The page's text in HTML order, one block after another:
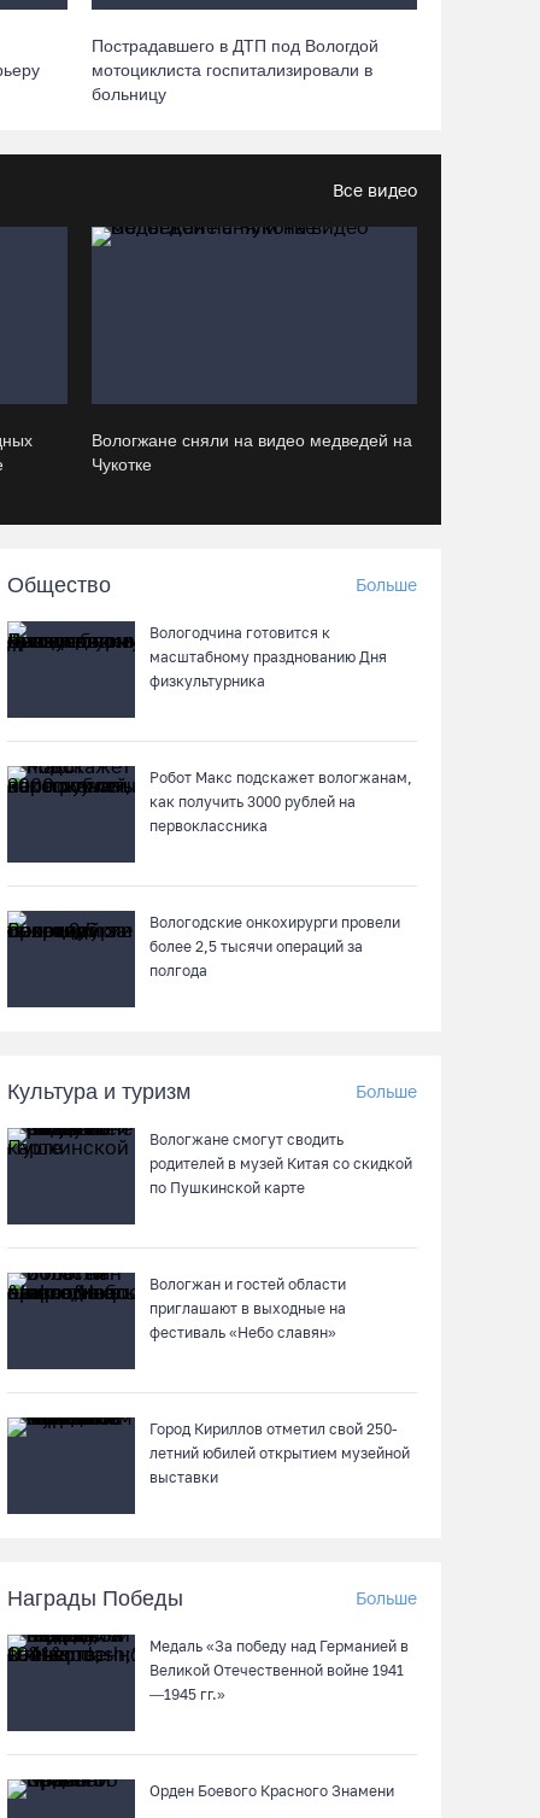
«Рэп на Руси» в честь юбилея города
07.08.26 / 13:40
вологжан и гостей города 8 и 9 августа
украшения и лишилась более полумиллиона
07.08.26 / 12:32
Мебель и оборудование закупаются для
Сперовского ФАПа в Вытегорском округе
07.08.26 / 12:07
07.08.26 / 12:00
Из-за ремонта путей часть череповецких
трамваев остановят на три дня
отопительному сезону превысила 65%
В 2026 году аппараты МРТ появятся в двух
вологодских медучреждениях
Вологодчине
07.08.26 / 10:36
В Устюжне масштабно отметят 774-летие
города фестивалем кузнечного мастерства
07.08.26 / 10:24
Почти 60 тысяч вологжан научились
Пострадавшего в ДТП под Вологдой
мотоциклиста госпитализировали в
больницу
Все видео
Вологжане сняли на видео медведей на
Чукотке
Общество Больше
Вологодчина готовится к
масштабному празднованию Дня
физкультурника
Робот Макс подскажет вологжанам,
как получить 3000 рублей на
первоклассника
Вологодские онкохирурги провели
более 2,5 тыcячи операций за
полгода
Культура и туризм Больше
Вологжане смогут сводить
родителей в музей Китая со скидкой
по Пушкинской карте
Вологжан и гостей области
приглашают в выходные на
фестиваль «Небо славян»
Город Кириллов отметил свой 250-
летний юбилей открытием музейной
выставки
Награды Победы Больше
Медаль «За победу над Германией в
Великой Отечественной войне 1941
—1945 гг.»
Орден Боевого Красного Знамени